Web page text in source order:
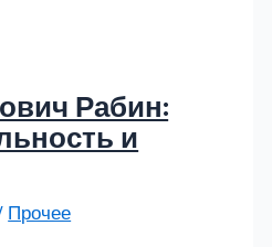
Рабин:
и
Прочее